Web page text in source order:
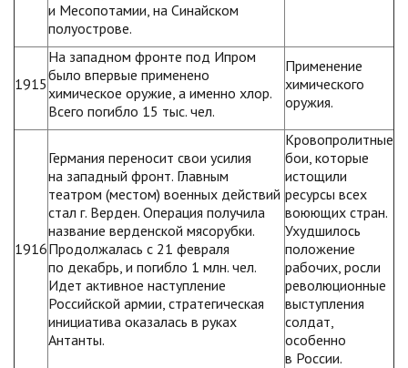
и Месопотамии, на Синайском
полуострове.
1915
На западном фронте под Ипром
было впервые применено
химическое оружие, а именно хлор.
Всего погибло 15 тыс. чел.
Применение
химического
оружия.
1916
Германия переносит свои усилия
на западный фронт. Главным
театром (местом) военных действий
стал г. Верден. Операция получила
название верденской мясорубки.
Продолжалась с 21 февраля
по декабрь, и погибло 1 млн. чел.
Идет активное наступление
Российской армии, стратегическая
инициатива оказалась в руках
Антанты.
Кровопролитные
бои, которые
истощили
ресурсы всех
воюющих стран.
Ухудшилось
положение
рабочих, росли
революционные
выступления
солдат,
особенно
в России.